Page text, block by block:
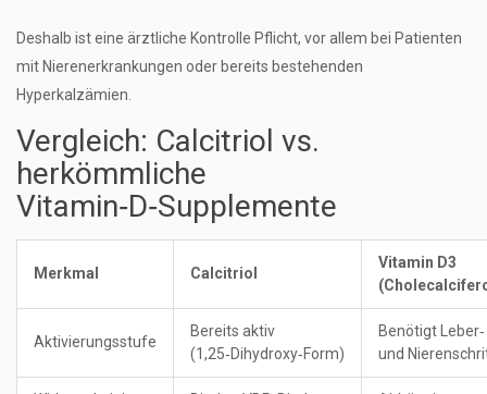
Deshalb ist eine ärztliche Kontrolle Pflicht, vor allem bei Patienten
mit Nierenerkrankungen oder bereits bestehenden
Hyperkalzämien.
Vergleich: Calcitriol vs.
herkömmliche
Vitamin‑D‑Supplemente
Merkmal Calcitriol
Vitamin D3
Aktivierungsstufe
Bereits aktiv
(1,25‑Dihydroxy‑Form)
Benötigt Leber‑
und